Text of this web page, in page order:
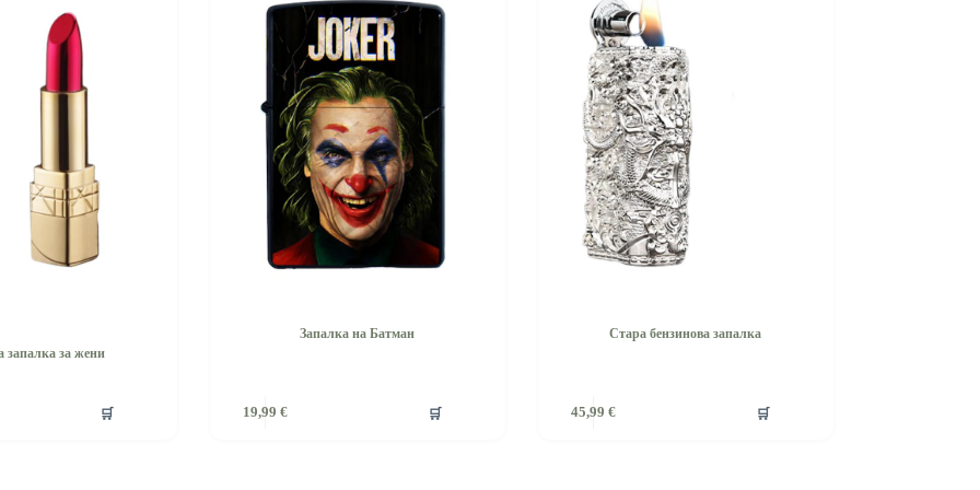
запалка за жени
🛒
Запалка на Батман
19,99 € 🛒
Стара бензинова запалка
45,99 € 🛒